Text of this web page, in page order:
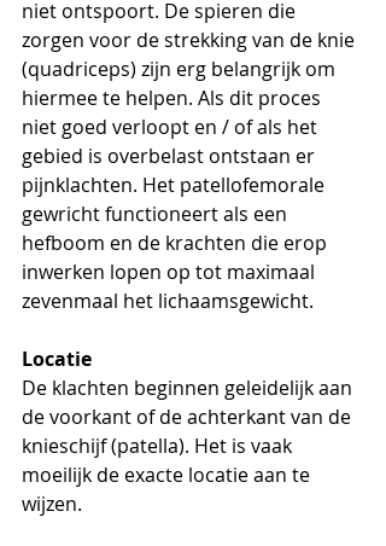
niet ontspoort. De spieren die
zorgen voor de strekking van de knie
(quadriceps) zijn erg belangrijk om
hiermee te helpen. Als dit proces
niet goed verloopt en / of als het
gebied is overbelast ontstaan er
pijnklachten. Het patellofemorale
gewricht functioneert als een
hefboom en de krachten die erop
inwerken lopen op tot maximaal
zevenmaal het lichaamsgewicht.
Locatie
De klachten beginnen geleidelijk aan
de voorkant of de achterkant van de
knieschijf (patella). Het is vaak
moeilijk de exacte locatie aan te
wijzen.